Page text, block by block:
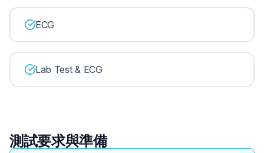
ECG
Lab Test & ECG
測試要求與準備